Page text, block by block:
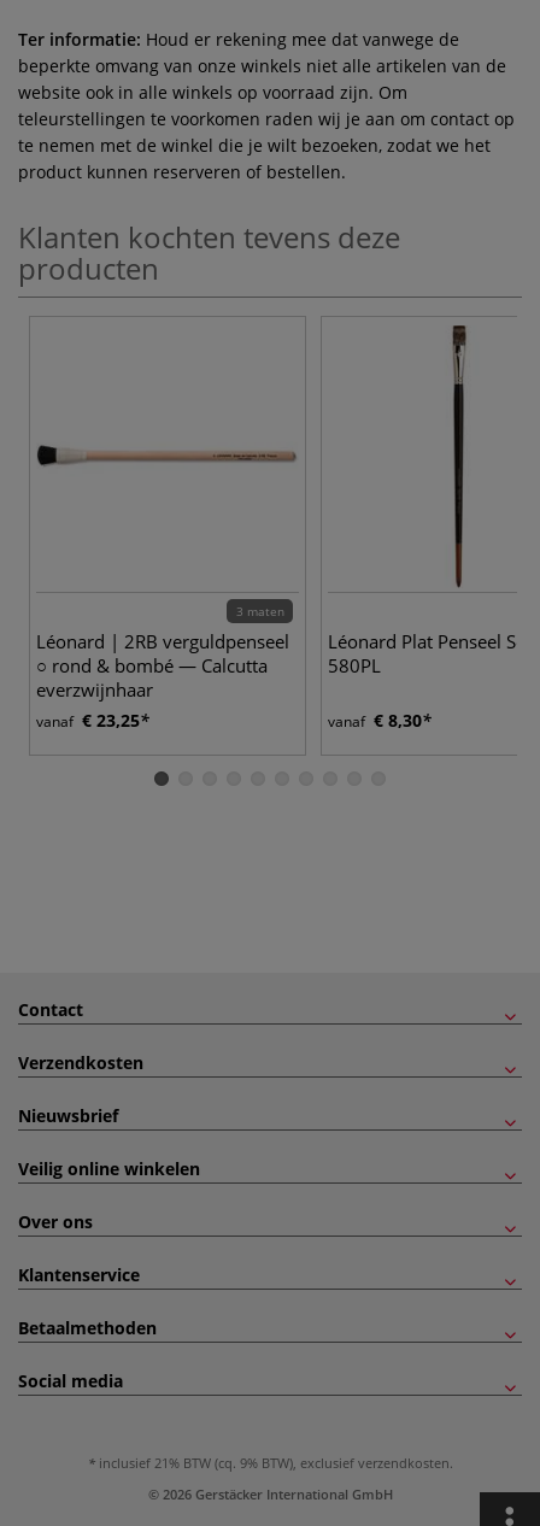
Ter informatie: Houd er rekening mee dat vanwege de
beperkte omvang van onze winkels niet alle artikelen van de
website ook in alle winkels op voorraad zijn. Om
teleurstellingen te voorkomen raden wij je aan om contact op
te nemen met de winkel die je wilt bezoeken, zodat we het
product kunnen reserveren of bestellen.
Klanten kochten tevens deze
producten
3 maten
Léonard | 2RB verguldpenseel
○ rond & bombé — Calcutta
everzwijnhaar
vanaf € 23,25
Léonard Plat Penseel
580PL
vanaf € 8,30
Contact
Verzendkosten
Nieuwsbrief
Veilig online winkelen
Over ons
Klantenservice
Betaalmethoden
Social media
inclusief 21% BTW (cq. 9% BTW), exclusief verzendkosten.
© 2026 Gerstäcker International GmbH